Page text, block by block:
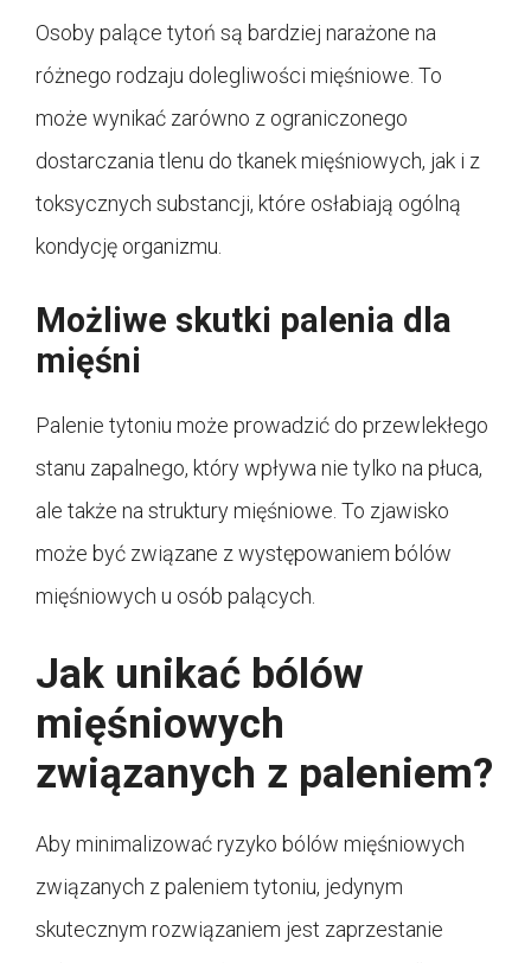
Osoby palące tytoń są bardziej narażone na
różnego rodzaju dolegliwości mięśniowe. To
może wynikać zarówno z ograniczonego
dostarczania tlenu do tkanek mięśniowych, jak i z
toksycznych substancji, które osłabiają ogólną
kondycję organizmu.
Możliwe skutki palenia dla
mięśni
Palenie tytoniu może prowadzić do przewlekłego
stanu zapalnego, który wpływa nie tylko na płuca,
ale także na struktury mięśniowe. To zjawisko
może być związane z występowaniem bólów
mięśniowych u osób palących.
Jak unikać bólów
mięśniowych
związanych z paleniem?
Aby minimalizować ryzyko bólów mięśniowych
związanych z paleniem tytoniu, jedynym
skutecznym rozwiązaniem jest zaprzestanie